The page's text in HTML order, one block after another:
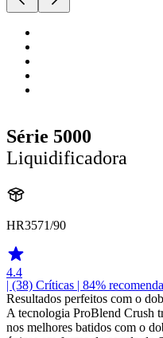
Série 5000
Liquidificadora
HR3571/90
4.4
| (38) Críticas | 84%
Resultados perfeitos com o
A tecnologia ProBlend Crush
nos melhores batidos com o